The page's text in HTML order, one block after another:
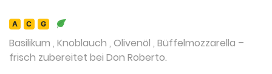
A C G
Basilikum , Knoblauch , Olivenöl , Büffelmozzarella –
frisch zubereitet bei Don Roberto.